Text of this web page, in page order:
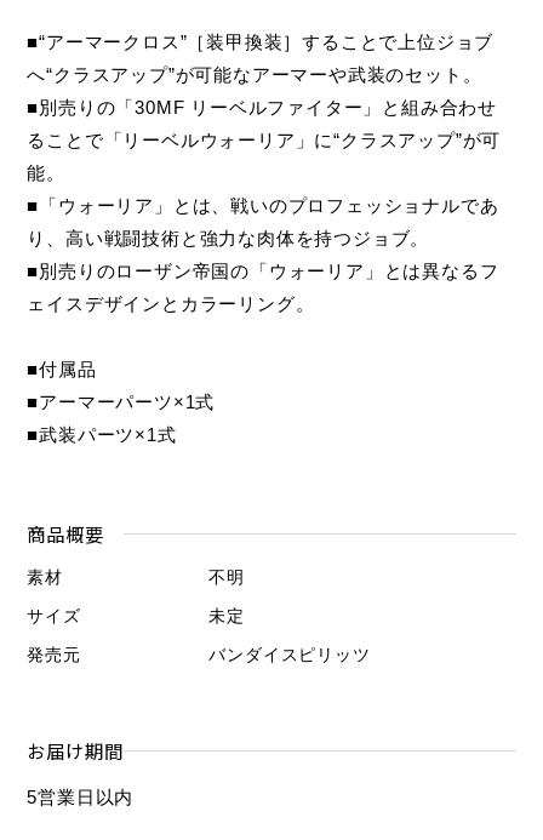
■“アーマークロス”［装甲換装］することで上位ジョブ
へ“クラスアップ”が可能なアーマーや武装のセット。
■別売りの「30MF リーベルファイター」と組み合わせ
ることで「リーベルウォーリア」に“クラスアップ”が可
能。
■「ウォーリア」とは、戦いのプロフェッショナルであ
り、高い戦闘技術と強力な肉体を持つジョブ。
■別売りのローザン帝国の「ウォーリア」とは異なるフ
ェイスデザインとカラーリング。
■付属品
■アーマーパーツ×1式
■武装パーツ×1式
商品概要
素材
不明
サイズ
未定
発売元
バンダイスピリッツ
お届け期間
5営業日以内